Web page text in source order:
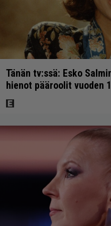
Tänän tv:ssä: Esko
hienot pääroolit vuoden